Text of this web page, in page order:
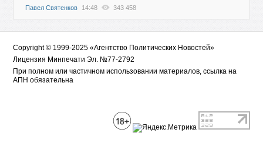
Павел Святенков 14:48 343 458
Copyright © 1999-2025 «Агентство Политических Новостей»
Лицензия Минпечати Эл. №77-2792
При полном или частичном использовании материалов, ссылка на
АПН обязательна